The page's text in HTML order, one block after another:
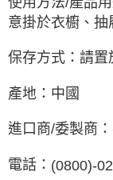
意掛於衣櫥、
保存方式：請置
產地：中國
進口商/委製商
電話： (0800)-